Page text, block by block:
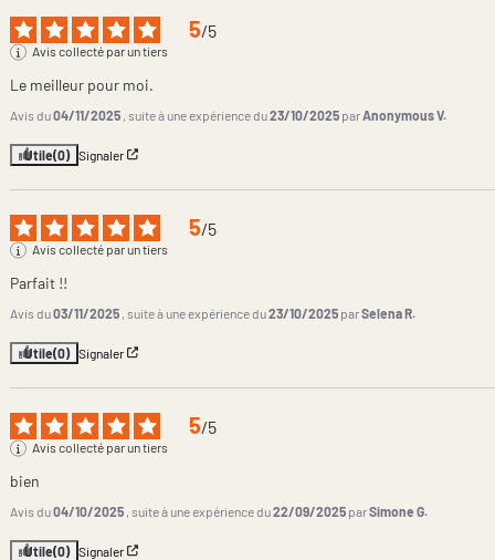
5/5
Avis collecté par un tiers
Le meilleur pour moi.
Avis du04/11/2025 , suite à une expérience du23/10/2025 par Anonymous V.
Utile(0) Signaler
5/5
Avis collecté par un tiers
Parfait !!
Avis du03/11/2025 , suite à une expérience du23/10/2025 parSelena R.
Utile(0) Signaler
5/5
Avis collecté par un tiers
bien
Avis du04/10/2025 , suite à une expérience du22/09/2025 parSimone G.
Utile(0) Signaler